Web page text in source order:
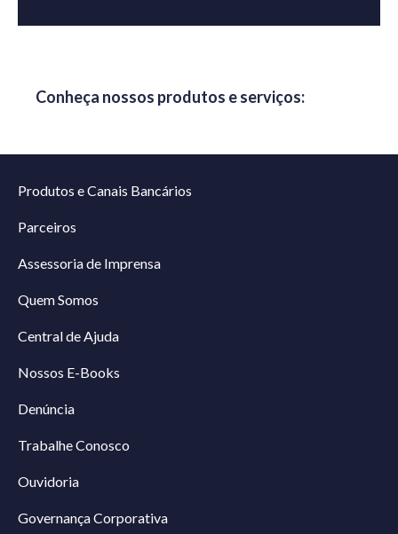
Conheça nossos produtos e serviços:
Produtos e Canais Bancários
Parceiros
Assessoria de Imprensa
Quem Somos
Central de Ajuda
Nossos E-Books
Denúncia
Trabalhe Conosco
Ouvidoria
Governança Corporativa